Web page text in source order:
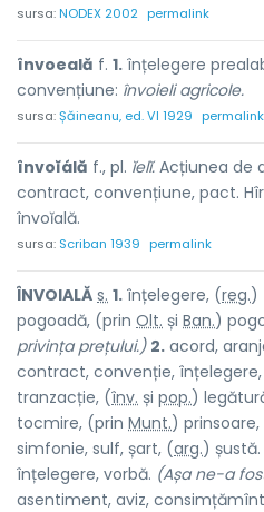
sursa:NODEX 2002 permalink
învoeală f. 1. înțelegere
convențiune: învoieli agricole.
sursa:Șăineanu, ed. VI 1929 permalink
învoĭálă f., pl. ĭelĭ. Acțiunea de
contract, convențiune, pact.
învoĭală.
sursa: Scriban 1939 permalink
ÎNVOIALĂ s. 1. înțelegere, (reg.)
pogoadă, (prin Olt. și Ban.)
privința prețului.) 2. acord,
contract, convenție,
tranzacție, (înv. și pop.) legătu
tocmire, (prin Munt.) prinsoare,
simfonie, sulf, șart, (arg.) șustă.
înțelegere, vorbă. (Așa ne-a
asentiment, aviz,